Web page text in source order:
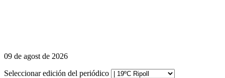
09 de agost de 2026
Seleccionar edición del periódico